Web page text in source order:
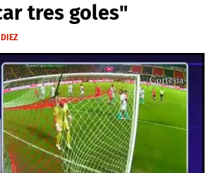
tres goles"
DIEZ